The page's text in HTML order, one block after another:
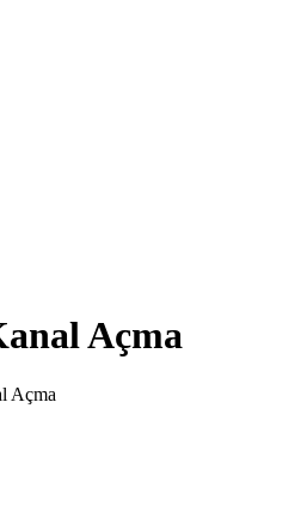
Açma
Açma